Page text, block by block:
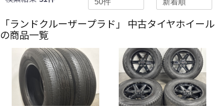
「ランドクルーザープラド」 中古タイヤホイール
の商品一覧